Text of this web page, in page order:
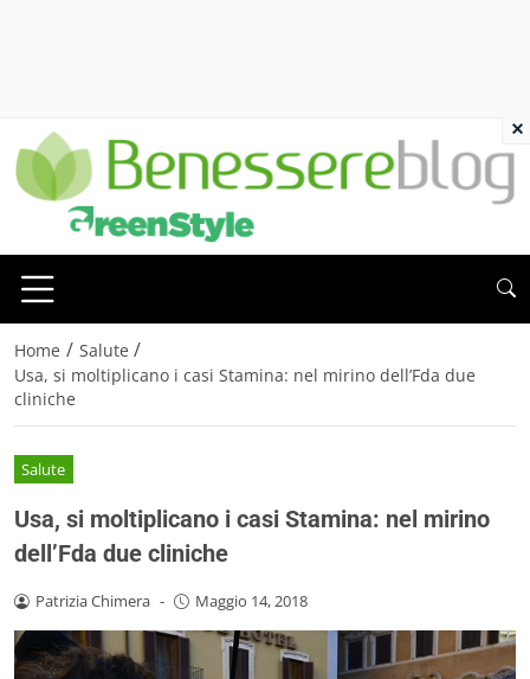
Home / Salute /
Usa, si moltiplicano i casi Stamina: nel mirino dell’Fda due
cliniche
Salute
Usa, si moltiplicano i casi Stamina: nel mirino
dell’Fda due cliniche
Patrizia Chimera - Maggio 14, 2018
×